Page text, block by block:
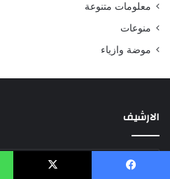
معلومات متنوعة
منوعات
موضة وازياء
الارشيف